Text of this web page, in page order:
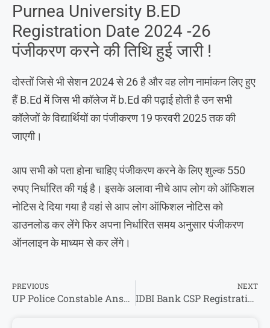
Purnea University B.ED
Registration Date 2024 -26
पंजीकरण करने की तिथि हुई जारी !
दोस्तों जिसे भी सेशन 2024 से 26 है और वह लोग नामांकन लिए हुए
हैं B.Ed में जिस भी कॉलेज में b.Ed की पढ़ाई होती है उन सभी
कॉलेजों के विद्यार्थियों का पंजीकरण 19 फरवरी 2025 तक की
जाएगी।
आप सभी को पता होना चाहिए पंजीकरण करने के लिए शुल्क 550
रुपए निर्धारित की गई है। इसके अलावा नीचे आप लोग को ऑफिशल
नोटिस दे दिया गया है वहां से आप लोग ऑफिशल नोटिस को
डाउनलोड कर लेंगे फिर अपना निर्धारित समय अनुसार पंजीकरण
ऑनलाइन के माध्यम से कर लेंगे।
PREVIOUS
UP Police Constable Answer Key/Question Paper 2026 : उत्तर प्रदेश पुलिस कांस्टेबल का उत्तर कुंजी को ऐसे कर पाएंगे डाउनलोड
NEXT
IDBI Bank CSP Registration 2025 | IDBI CSP Apply 2025 | आईडीबीआई बैंक सीएसपी लेने का पूरा प्रोसेस जाने